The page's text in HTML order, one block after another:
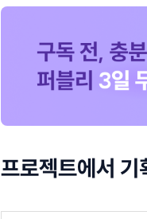
프로젝트에서 기